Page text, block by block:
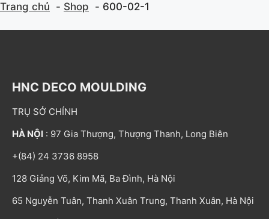
Trang chủ Shop 600-02-1
HNC DECO MOULDING
TRỤ SỞ CHÍNH
HÀ NỘI : 97 Gia Thượng, Thượng Thanh, Long Biên
+(84) 24 3736 8958
128 Giảng Võ, Kim Mã, Ba Đình, Hà Nội
65 Nguyễn Tuân, Thanh Xuân Trung, Thanh Xuân, Hà Nội